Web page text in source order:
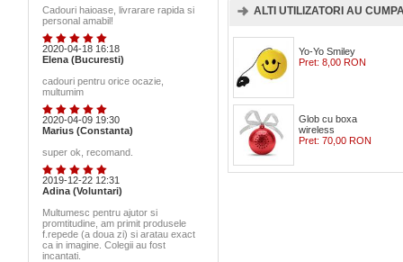
Cadouri haioase, livrarare rapida si
personal amabil!
2020-04-18 16:18
Elena (Bucuresti)
cadouri pentru orice ocazie,
multumim
2020-04-09 19:30
Marius (Constanta)
super ok, recomand.
2019-12-22 12:31
Adina (Voluntari)
Multumesc pentru ajutor si
promtitudine, am primit produsele
f.repede (a doua zi) si aratau exact
ca in imagine. Colegii au fost
incantati.
ALTI UTILIZATORI AU
Yo-Yo Smiley
Pret: 8,00 RON
Glob cu boxa
wireless
Pret: 70,00 RON